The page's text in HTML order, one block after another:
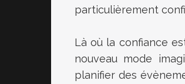
particulièrement
Là où la confiance
nouveau mode
planifier des